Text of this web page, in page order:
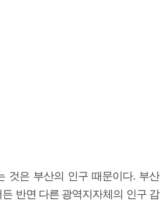
것은 부산의 인구 때문이다. 부산
반면 다른 광역지자체의 인구 감